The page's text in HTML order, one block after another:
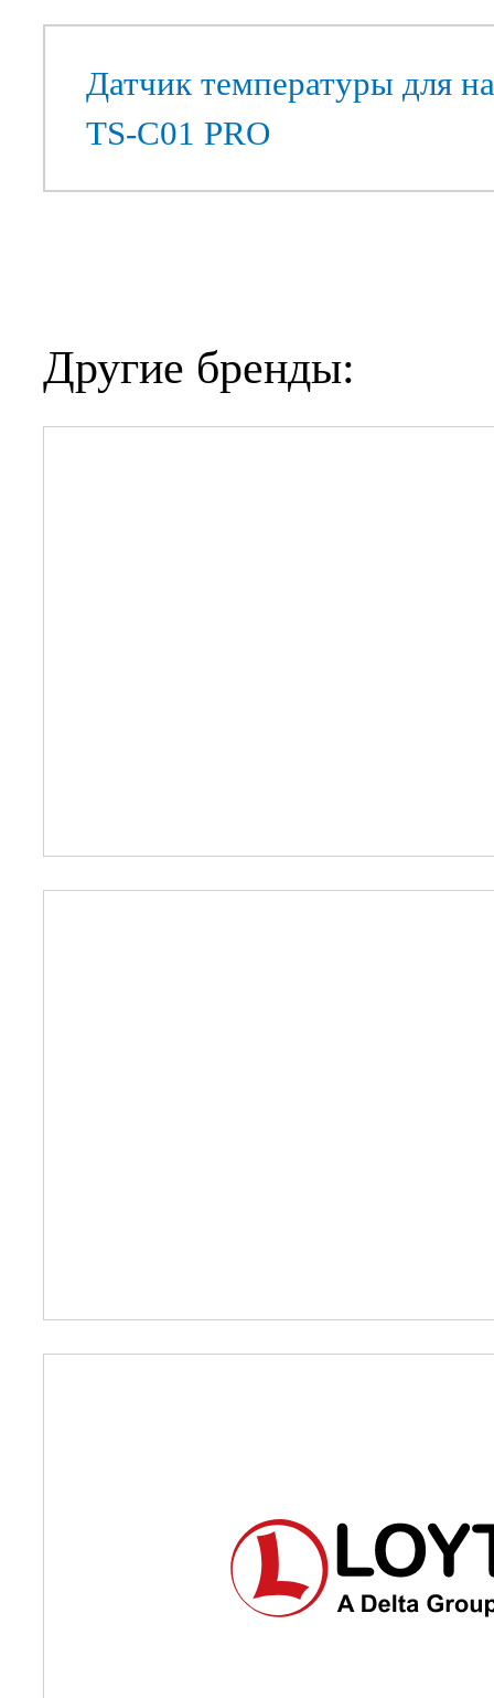
Датчик температуры для
TS-C01 PRO
Другие бренды: